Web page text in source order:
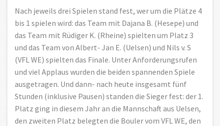
Nach jeweils drei Spielen stand fest, wer um die Plätze 4
bis 1 spielen wird: das Team mit Dajana B. (Hesepe) und
das Team mit Rüdiger K. (Rheine) spielten um Platz 3
und das Team von Albert- Jan E. (Uelsen) und Nils v. S
(VFL WE) spielten das Finale. Unter Anforderungsrufen
und viel Applaus wurden die beiden spannenden Spiele
ausgetragen. Und dann- nach heute insgesamt fünf
Stunden (inklusive Pausen) standen die Sieger fest: der 1.
Platz ging in diesem Jahr an die Mannschaft aus Uelsen,
den zweiten Platz belegten die Bouler vom VFL WE, den